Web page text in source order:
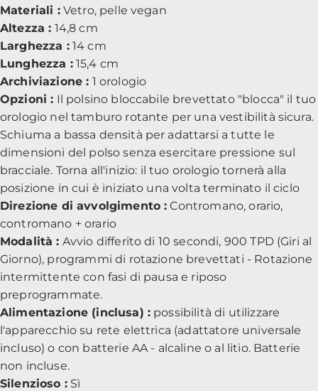
Materiali :Vetro, pelle vegan
Altezza : 14,8 cm
Larghezza :14 cm
Lunghezza :15,4 cm
Archiviazione : 1 orologio
Opzioni : Il polsino bloccabile brevettato "blocca" il tuo
orologio nel tamburo rotante per una vestibilità sicura.
Schiuma a bassa densità per adattarsi a tutte le
dimensioni del polso senza esercitare pressione sul
bracciale. Torna all'inizio: il tuo orologio tornerà alla
posizione in cui è iniziato una volta terminato il ciclo
Direzione di avvolgimento : Contromano, orario,
contromano + orario
Modalità : Avvio differito di 10 secondi, 900 TPD (Giri al
Giorno), programmi di rotazione brevettati - Rotazione
intermittente con fasi di pausa e riposo
preprogrammate.
Alimentazione (inclusa) : possibilità di utilizzare
l'apparecchio su rete elettrica (adattatore universale
incluso) o con batterie AA - alcaline o al litio. Batterie
non incluse.
Silenzioso :Sì